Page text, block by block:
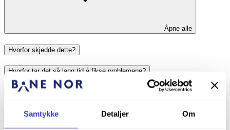
Samtykke Detaljer Om
Åpne alle
Hvorfor skjedde dette?
Hvorfor tar det så lang tid å fikse problemene?
Er ikke tunnelen tett?
Hvem sin skyld er dette? Bør ikke noen gå av som følge av denne